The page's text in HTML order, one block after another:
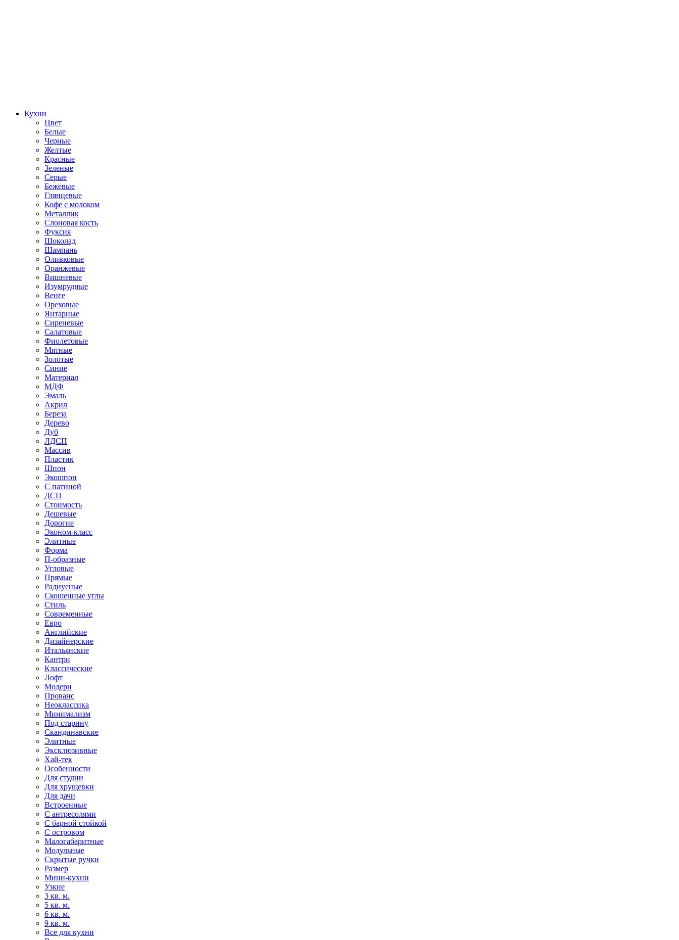
Кухни
Цвет
Белые
Черные
Желтые
Красные
Зеленые
Серые
Бежевые
Глянцевые
Кофе с молоком
Металлик
Слоновая кость
Фуксия
Шоколад
Шампань
Оливковые
Оранжевые
Вишневые
Изумрудные
Венге
Ореховые
Янтарные
Сиреневые
Салатовые
Фиолетовые
Мятные
Золотые
Синие
Материал
МДФ
Эмаль
Акрил
Береза
Дерево
Дуб
ЛДСП
Массив
Пластик
Шпон
Экошпон
С патиной
ДСП
Стоимость
Дешевые
Дорогие
Эконом-класс
Элитные
Форма
П-образные
Угловые
Прямые
Радиусные
Скошенные углы
Стиль
Современные
Евро
Английские
Дизайнерские
Итальянские
Кантри
Классические
Лофт
Модерн
Прованс
Неоклассика
Минимализм
Под старину
Скандинавские
Элитные
Эксклюзивные
Хай-тек
Особенности
Для студии
Для хрущевки
Для дачи
Встроенные
С антресолями
С барной стойкой
С островом
Малогабаритные
Модульные
Скрытые ручки
Размер
Мини-кухни
Узкие
3 кв. м.
5 кв. м.
6 кв. м.
9 кв. м.
Все для кухни